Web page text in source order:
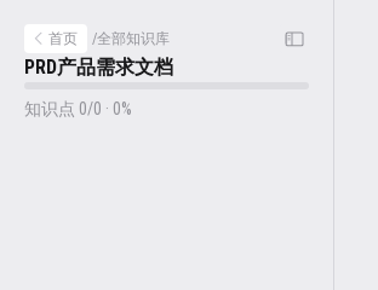
首页 /全部知识库
PRD产品需求文档
知识点 0/0 · 0%